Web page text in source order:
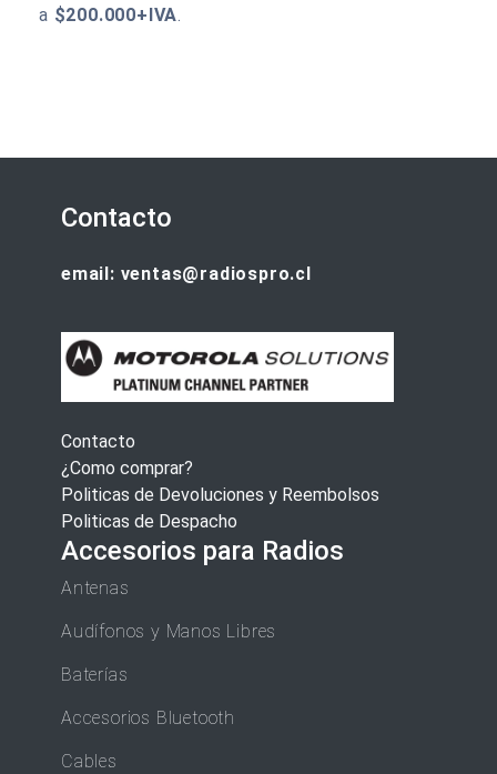
a $200.000+IVA.
Contacto
email: ventas@radiospro.cl
Contacto
¿Como comprar?
Politicas de Devoluciones y Reembolsos
Politicas de Despacho
Accesorios para Radios
Antenas
Audífonos y Manos Libres
Baterías
Accesorios Bluetooth
Cables